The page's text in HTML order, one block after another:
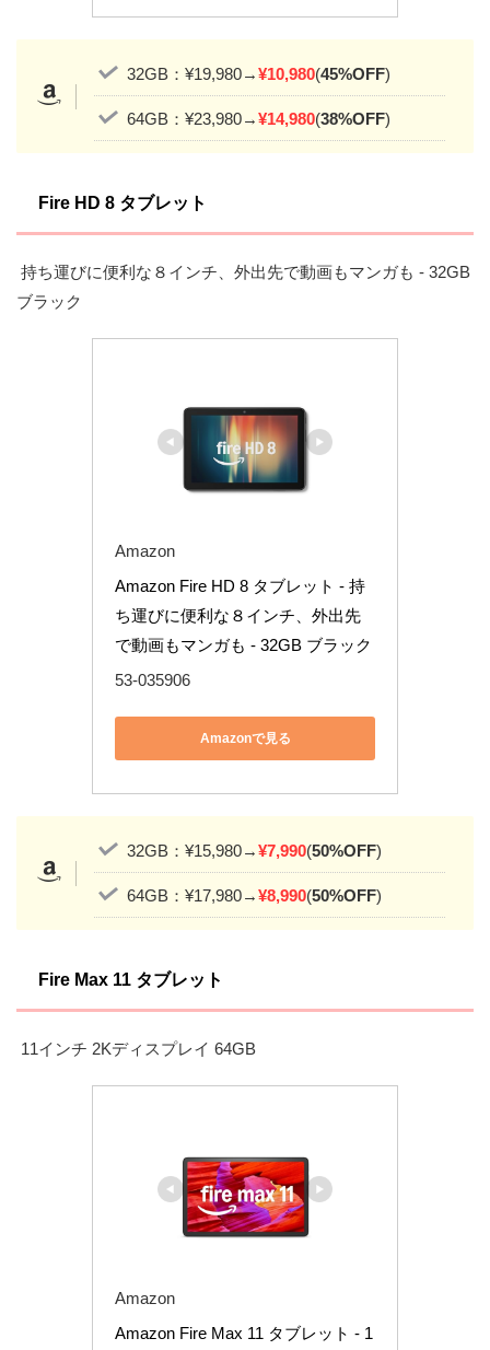
32GB：¥19,980→¥10,980(45%OFF)
64GB：¥23,980→¥14,980(38%OFF)
Fire HD 8 タブレット
持ち運びに便利な８インチ、外出先で動画もマンガも - 32GB
ブラック
Amazon
Amazon Fire HD 8 タブレット - 持
ち運びに便利な８インチ、外出先
で動画もマンガも - 32GB ブラック
53-035906
Amazonで見る
32GB：¥15,980→¥7,990(50%OFF)
64GB：¥17,980→¥8,990(50%OFF)
Fire Max 11 タブレット
11インチ 2Kディスプレイ 64GB
Amazon
Amazon Fire Max 11 タブレット - 1